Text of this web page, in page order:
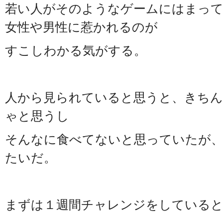
若い人がそのようなゲームにはまっ
女性や男性に惹かれるのが
すこしわかる気がする。
人から見られていると思うと、きち
ゃと思うし
そんなに食べてないと思っていたが
たいだ。
まずは１週間チャレンジをしている